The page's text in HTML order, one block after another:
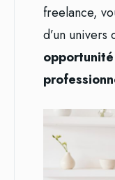
freelance,
d’un univers